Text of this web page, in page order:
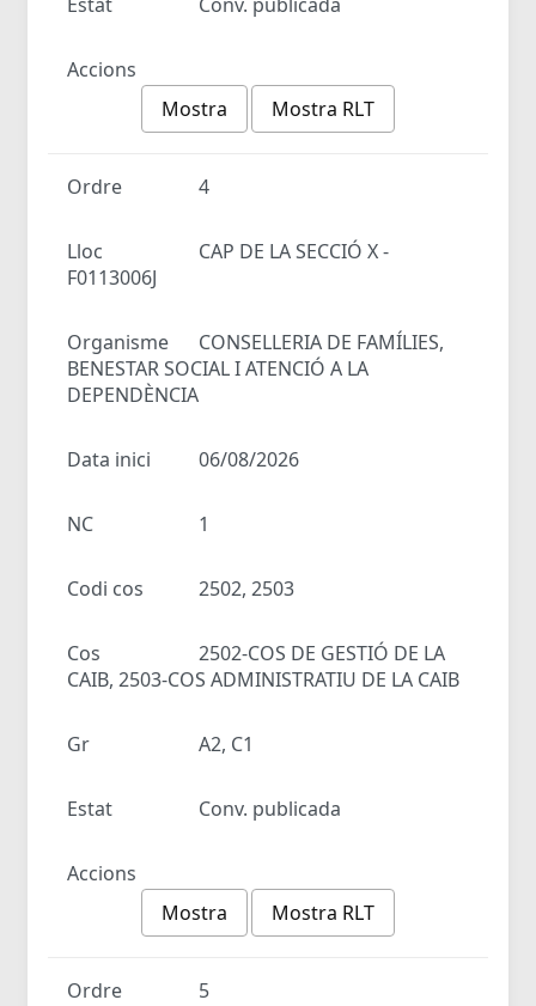
Accions
Mostra
Mostra RLT
Ordre 4
Lloc
CAP DE LA SECCIÓ X -
F0113006J
Organisme
CONSELLERIA DE FAMÍLIES,
BENESTAR SOCIAL I ATENCIÓ A LA
DEPENDÈNCIA
Data inici 06/08/2026
NC 1
Codi cos 2502, 2503
Cos
2502-COS DE GESTIÓ DE LA
CAIB, 2503-COS ADMINISTRATIU DE LA CAIB
Gr A2, C1
Estat Conv. publicada
Accions
Mostra
Mostra RLT
Ordre 5